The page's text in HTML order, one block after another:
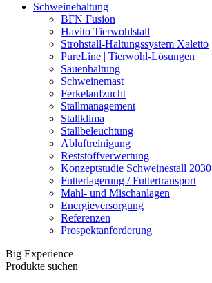
Schweinehaltung
BFN Fusion
Havito Tierwohlstall
Strohstall-Haltungssystem Xaletto
PureLine | Tierwohl-Lösungen
Sauenhaltung
Schweinemast
Ferkelaufzucht
Stallmanagement
Stallklima
Stallbeleuchtung
Abluftreinigung
Reststoffverwertung
Konzeptstudie Schweinestall 2030
Futterlagerung / Futtertransport
Mahl- und Mischanlagen
Energieversorgung
Referenzen
Prospektanforderung
Big Experience
Produkte suchen